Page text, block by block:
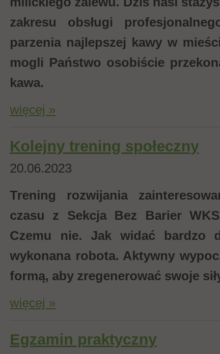
zakresu obsługi
parzenia najlepszej kawy w
mogli Państwo osobiście
kawa.
więcej »
Kolejny trening społeczny
20.06.2023
Trening rozwijania
czasu z Sekcja Bez Barier
Czemu nie. Jak widać bardzo
wykonana robota. Aktywny
formą, aby zregenerować swoje
więcej »
Egzamin praktyczny